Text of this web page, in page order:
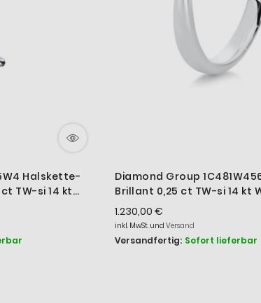
Halskette-
TW-si 14 kt
Diamond Group
Brillant 0,25 ct TW-si 14 kt
56
1.230,00 €
inkl. MwSt. und Versand
Versandfertig: Sofort lieferbar